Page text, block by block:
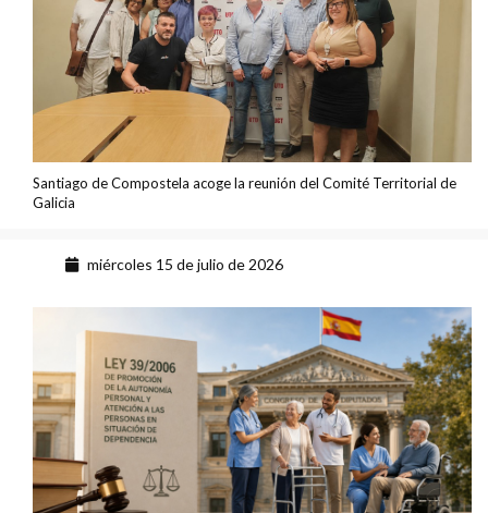
Santiago de Compostela acoge la reunión del Comité Territorial de
Galicia
miércoles 15 de julio de 2026